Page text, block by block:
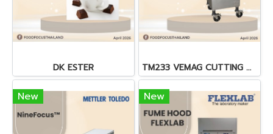
DK ESTER TM233 VEMAG CUTTING MACHINE
New New